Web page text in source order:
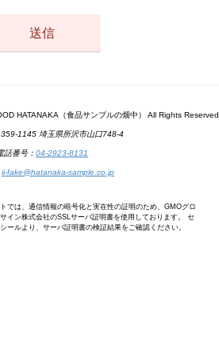
HATANAKA（食品サンプルの畑中） All Rights Reserved.
359-1145 埼玉県所沢市山口748-4
話番号： 04-2923-8131
ii-fake@hatanaka-sample.co.jp
では、通信情報の暗号化と実在性の証明のため、GMOグロ
イン株式会社のSSLサーバ証明書を使用しております。 セ
ールより、サーバ証明書の検証結果をご確認ください。